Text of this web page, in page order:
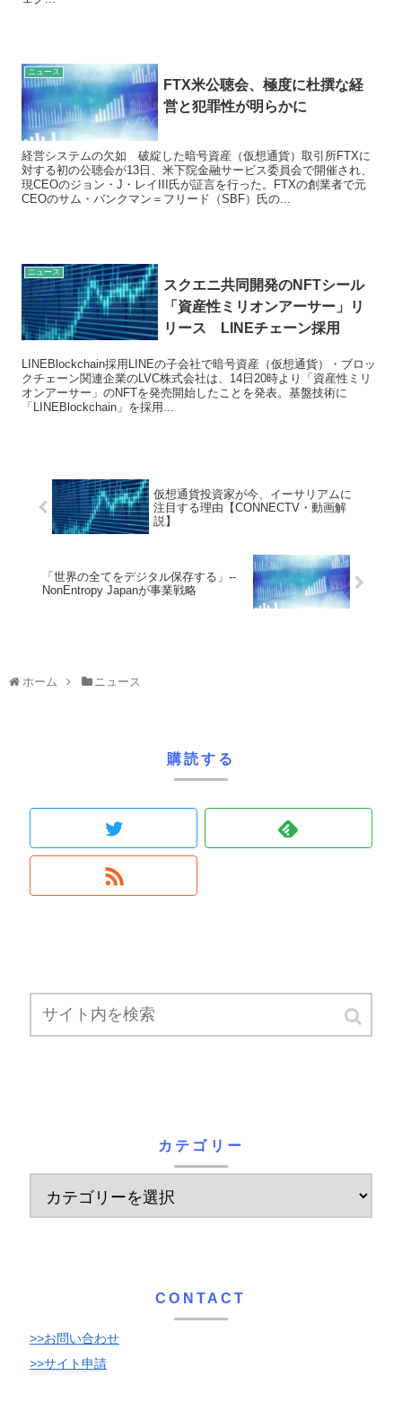
ニュース
FTX米公聴会、極度に杜撰な経
営と犯罪性が明らかに
経営システムの欠如 破綻した暗号資産（仮想通貨）取引所FTXに
対する初の公聴会が13日、米下院金融サービス委員会で開催され、
現CEOのジョン・J・レイIII氏が証言を行った。FTXの創業者で元
CEOのサム・バンクマン＝フリード（SBF）氏の...
ニュース
スクエニ共同開発のNFTシール
「資産性ミリオンアーサー」リ
リース LINEチェーン採用
LINEBlockchain採用LINEの子会社で暗号資産（仮想通貨）・ブロッ
クチェーン関連企業のLVC株式会社は、14日20時より「資産性ミリ
オンアーサー」のNFTを発売開始したことを発表。基盤技術に
「LINEBlockchain」を採用...
仮想通貨投資家が今、イーサリアムに
注目する理由【CONNECTV・動画解
説】
「世界の全てをデジタル保存する」--
NonEntropy Japanが事業戦略
ホーム ニュース
購読する
カテゴリー
CONTACT
>>お問い合わせ
>>サイト申請